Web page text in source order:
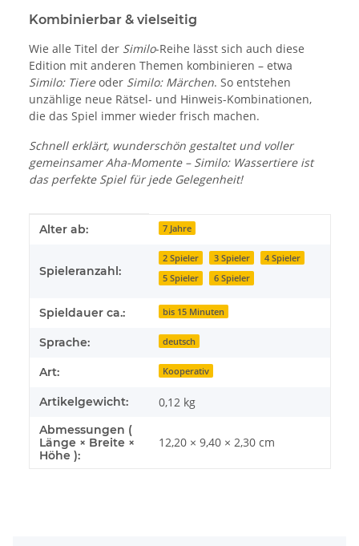
Kombinierbar & vielseitig
Wie alle Titel der Similo-Reihe lässt sich auch diese
Edition mit anderen Themen kombinieren – etwa
Similo: Tiereoder Similo: Märchen. So entstehen
unzählige neue Rätsel- und Hinweis-Kombinationen,
die das Spiel immer wieder frisch machen.
Schnell erklärt, wunderschön gestaltet und voller
gemeinsamer Aha-Momente – Similo: Wassertiere ist
das perfekte Spiel für jede Gelegenheit!
Produkteigenschaft
Wert
Alter ab: 7 Jahre
Spieleranzahl:
2 Spieler 3 Spieler
4 Spieler
5 Spieler
6 Spieler
Spieldauer ca.: bis 15 Minuten
Sprache: deutsch
Art: Kooperativ
Artikelgewicht: 0,12 kg
Abmessungen (
Länge × Breite ×
Höhe ):
12,20 × 9,40 × 2,30 cm